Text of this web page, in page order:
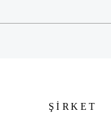
ŞİRKET